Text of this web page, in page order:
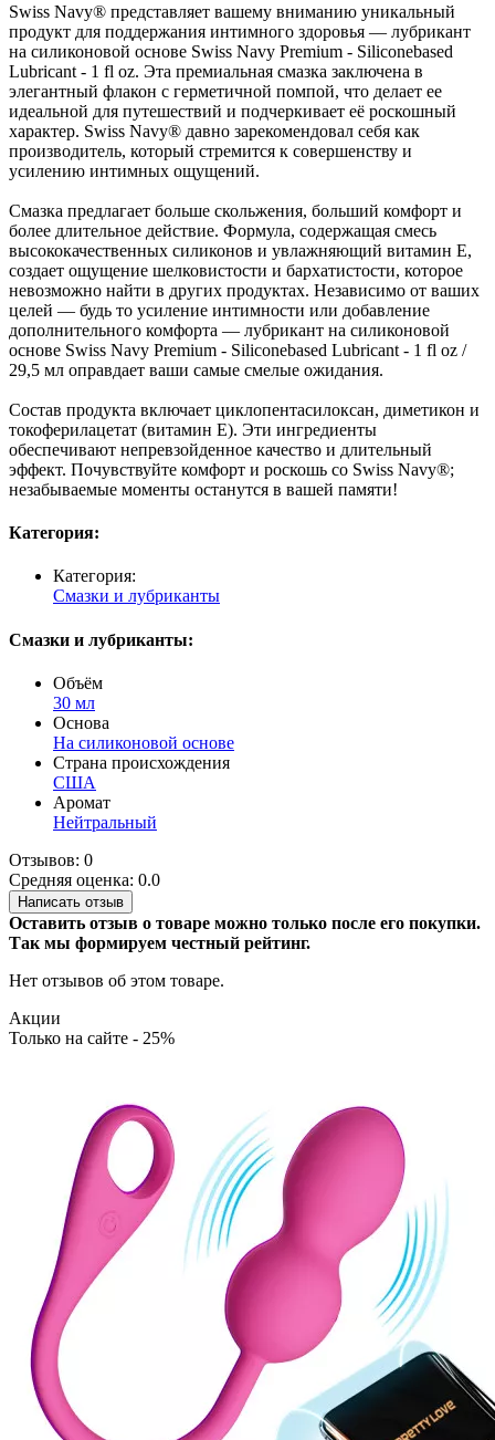
Swiss Navy® представляет вашему вниманию уникальный
продукт для поддержания интимного здоровья — лубрикант
на силиконовой основе Swiss Navy Premium - Siliconebased
Lubricant - 1 fl oz. Эта премиальная смазка заключена в
элегантный флакон с герметичной помпой, что делает ее
идеальной для путешествий и подчеркивает её роскошный
характер. Swiss Navy® давно зарекомендовал себя как
производитель, который стремится к совершенству и
усилению интимных ощущений.
Смазка предлагает больше скольжения, больший комфорт и
более длительное действие. Формула, содержащая смесь
высококачественных силиконов и увлажняющий витамин Е,
создает ощущение шелковистости и бархатистости, которое
невозможно найти в других продуктах. Независимо от ваших
целей — будь то усиление интимности или добавление
дополнительного комфорта — лубрикант на силиконовой
основе Swiss Navy Premium - Siliconebased Lubricant - 1 fl oz /
29,5 мл оправдает ваши самые смелые ожидания.
Состав продукта включает циклопентасилоксан, диметикон и
токоферилацетат (витамин Е). Эти ингредиенты
обеспечивают непревзойденное качество и длительный
эффект. Почувствуйте комфорт и роскошь со Swiss Navy®;
незабываемые моменты останутся в вашей памяти!
Категория:
Категория:
Смазки и лубриканты
Смазки и лубриканты:
Объём
30 мл
Основа
На силиконовой основе
Страна происхождения
США
Аромат
Нейтральный
Отзывов: 0
Средняя оценка: 0.0
Написать отзыв
Оставить отзыв о товаре можно только после его покупки.
Так мы формируем честный рейтинг.
Нет отзывов об этом товаре.
Акции
Только на сайте - 25%